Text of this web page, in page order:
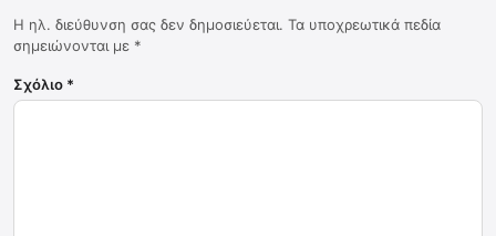
Η ηλ. διεύθυνση σας δεν δημοσιεύεται. Τα υποχρεωτικά πεδία
σημειώνονται με *
Σχόλιο *